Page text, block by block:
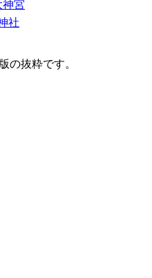
神宮
社
の抜粋です。